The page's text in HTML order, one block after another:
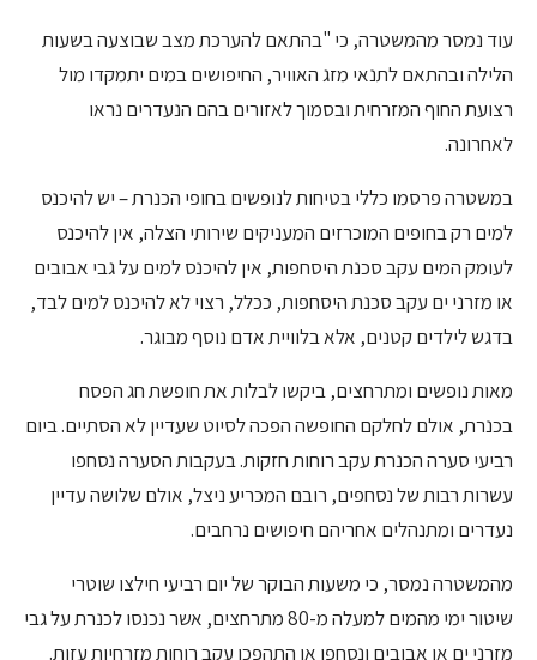
עוד נמסר מהמשטרה, כי "בהתאם להערכת מצב שבוצעה בשעות
הלילה ובהתאם לתנאי מזג האוויר, החיפושים במים יתמקדו מול
רצועת החוף המזרחית ובסמוך לאזורים בהם הנעדרים נראו
לאחרונה.
במשטרה פרסמו כללי בטיחות לנופשים בחופי הכנרת – יש להיכנס
למים רק בחופים המוכרזים המעניקים שירותי הצלה, אין להיכנס
לעומק המים עקב סכנת היסחפות, אין להיכנס למים על גבי אבובים
או מזרני ים עקב סכנת היסחפות, ככלל, רצוי לא להיכנס למים לבד,
בדגש לילדים קטנים, אלא בלוויית אדם נוסף מבוגר.
מאות נופשים ומתרחצים, ביקשו לבלות את חופשת חג הפסח
בכנרת, אולם לחלקם החופשה הפכה לסיוט שעדיין לא הסתיים. ביום
רביעי סערה הכנרת עקב רוחות חזקות. בעקבות הסערה נסחפו
עשרות רבות של נסחפים, רובם המכריע ניצל, אולם שלושה עדיין
נעדרים ומתנהלים אחריהם חיפושים נרחבים.
מהמשטרה נמסר, כי משעות הבוקר של יום רביעי חילצו שוטרי
שיטור ימי מהמים למעלה מ-80 מתרחצים, אשר נכנסו לכנרת על גבי
מזרני ים או אבובים ונסחפו או התהפכו עקב רוחות מזרחיות עזות.